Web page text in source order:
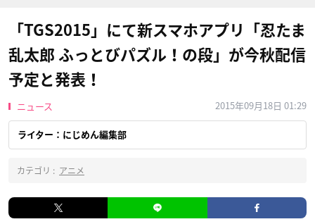
「TGS2015」にて新スマホアプリ「忍たま
乱太郎 ふっとびパズル！の段」が今秋配信
予定と発表！
ニュース 2015年09月18日 01:29
ライター：にじめん編集部
カテゴリ : アニメ